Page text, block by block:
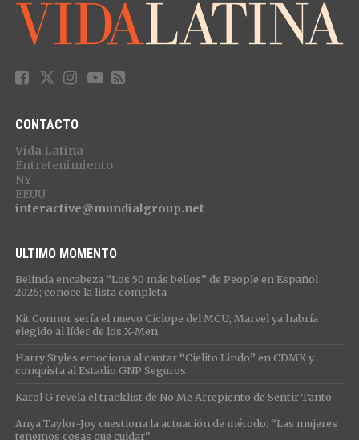
CONTACTO
Vida Latina
Entretenimiento
NY
EEUU
interactive@mundialgroup.net
ULTIMO MOMENTO
Belinda encabeza “Los 50 más bellos” de People en Español
2026; conoce la lista completa
Kit Connor sería el nuevo Cíclope del MCU; Marvel ya habría
elegido al líder de los X-Men
Harry Styles emociona al cantar “Cielito Lindo” en CDMX y
conquista al Estadio GNP Seguros
Karol G revela el tracklist de No Me Arrepiento de Sentir Tanto
Anya Taylor-Joy cuestiona la actuación de método: “Las mujeres
tenemos cosas que cuidar”